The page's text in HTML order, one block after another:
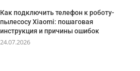
Как подключить телефон к роботу-
пылесосу Xiaomi: пошаговая
инструкция и причины ошибок
24.07.2026